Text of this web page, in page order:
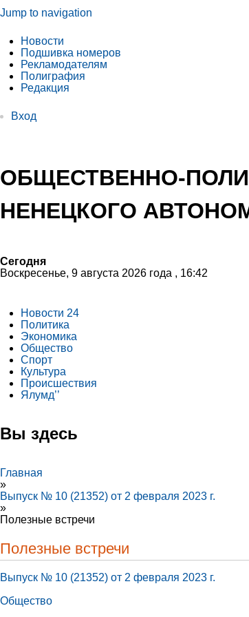
Jump to navigation
Новости
Подшивка номеров
Рекламодателям
Полиграфия
Редакция
Вход
ОБЩЕСТВЕННО-
НЕНЕЦКОГО
Сегодня
Воскресенье, 9 августа 2026 года , 16:42
Новости 24
Политика
Экономика
Общество
Спорт
Культура
Происшествия
Ялумд’’
Вы здесь
Главная
»
Выпуск № 10 (21352) от 2 февраля 2023 г.
»
Полезные встречи
Полезные встречи
Выпуск № 10 (21352) от 2 февраля 2023 г.
Общество